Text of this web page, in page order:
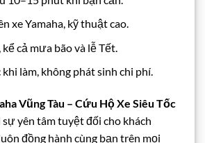
xe Yamaha, kỹ thuật cao.
cả mưa bão và lễ Tết.
làm, không phát sinh chi phí.
Vũng Tàu – Cứu Hộ Xe Siêu Tốc
sự yên tâm tuyệt đối cho khách
đồng hành cùng bạn trên mọi